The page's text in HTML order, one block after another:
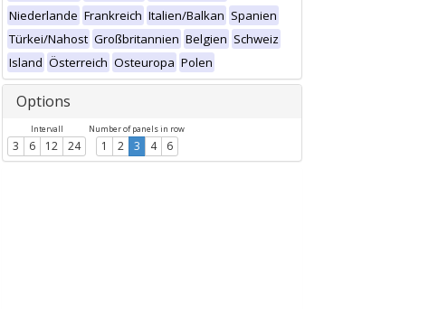
Niederlande Frankreich Italien/Balkan Spanien
Türkei/Nahost Großbritannien Belgien Schweiz
Island Österreich Osteuropa Polen
Options
Intervall
3 6 12 24
Number of panels in row
1 2 3 4 6